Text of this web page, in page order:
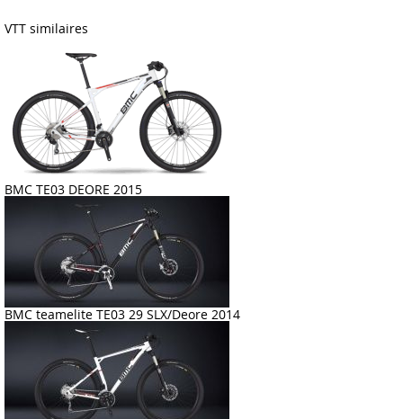
VTT similaires
BMC TE03 DEORE 2015
BMC teamelite TE03 29 SLX/Deore 2014